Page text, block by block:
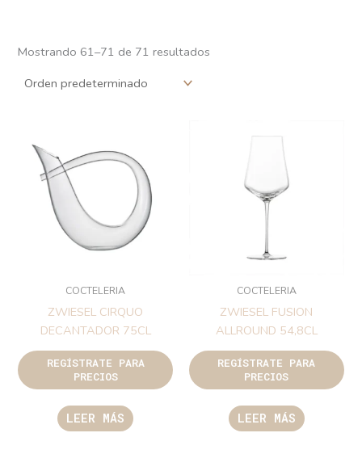
Mostrando 61–71 de 71 resultados
COCTELERIA
ZWIESEL CIRQUO
DECANTADOR 75CL
REGÍSTRATE PARA
PRECIOS
LEER MÁS
COCTELERIA
ZWIESEL FUSION
ALLROUND 54,8CL
REGÍSTRATE PARA
PRECIOS
LEER MÁS